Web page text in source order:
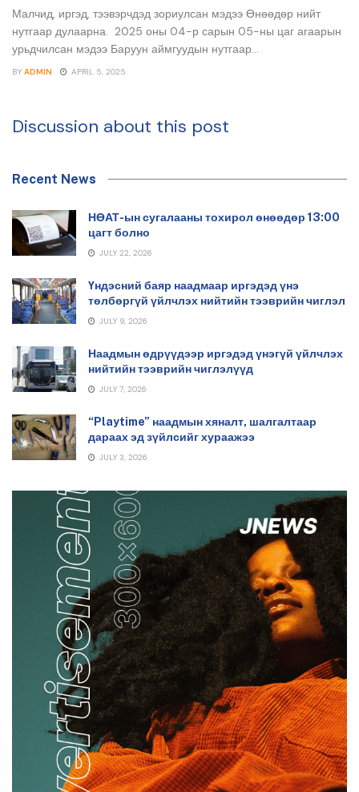
Малчид, иргэд, тээвэрчдэд зориулсан мэдээ Өнөөдөр нийт
нутгаар дулаарна. 2025 оны 04-р сарын 05-ны цаг агаарын
урьдчилсан мэдээ Баруун аймгуудын нутгаар...
BY ADMIN APRIL 5, 2025
Discussion about this post
Recent News
НӨАТ-ын сугалааны тохирол өнөөдөр 13:00
цагт болно
JULY 22, 2026
Үндэсний баяр наадмаар иргэдэд үнэ
төлбөргүй үйлчлэх нийтийн тээврийн чиглэл
JULY 9, 2026
Наадмын өдрүүдээр иргэдэд үнэгүй үйлчлэх
нийтийн тээврийн чиглэлүүд
JULY 7, 2026
“Playtime” наадмын хяналт, шалгалтаар
дараах эд зүйлсийг хураажээ
JULY 3, 2026